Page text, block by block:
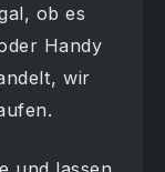
ob es
Handy
wir